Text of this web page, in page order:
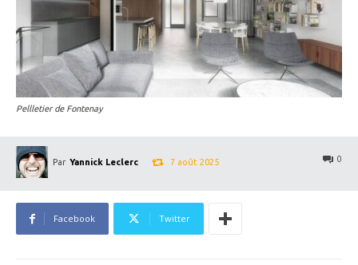
Pellletier de Fontenay
Par Yannick Leclerc 0
7 août 2025
Facebook Twitter